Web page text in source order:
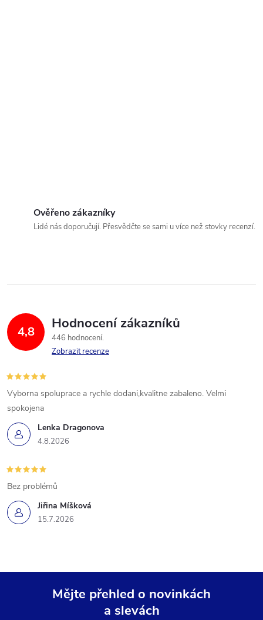
Ověřeno zákazníky
Lidé nás doporučují. Přesvědčte se sami u více než stovky recenzí.
4,8 Hodnocení zákazníků
446 hodnocení
Zobrazit recenze
Lenka Dragonova
4.8.2026
Vyborna spoluprace a rychle dodani,kvalitne zabaleno. Velmi
spokojena
Jiřina Míšková
15.7.2026
Bez problémů
Mějte přehled o novinkách
a slevách